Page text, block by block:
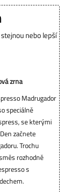
nebo lepší
zrna
Madrugador
speciálně
se kterými
začnete
Trochu
rozhodně
s